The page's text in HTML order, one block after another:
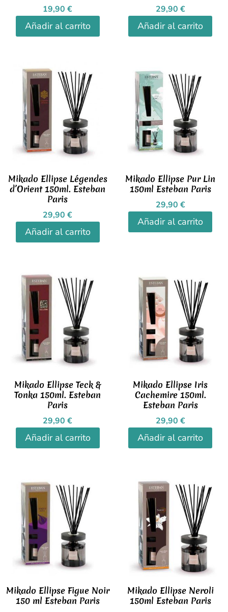
19,90€
Añadir al carrito
29,90 €
Añadir al carrito
Mikado Ellipse Légendes
d’Orient 150ml. Esteban
Paris
29,90€
Añadir al carrito
Mikado Ellipse Pur Lin
150ml Esteban Paris
29,90 €
Añadir al carrito
Mikado Ellipse Teck &
Tonka 150ml. Esteban
Paris
29,90€
Añadir al carrito
Mikado Ellipse Iris
Cachemire 150ml.
Esteban Paris
29,90 €
Añadir al carrito
Mikado Ellipse Figue Noir
150 ml Esteban Paris
Mikado Ellipse Neroli
150ml Esteban Paris